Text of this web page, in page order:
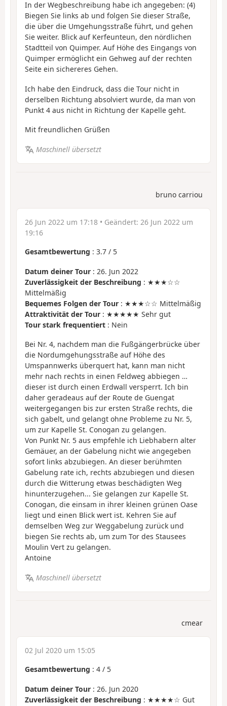
In der Wegbeschreibung habe ich angegeben: (4)
Biegen Sie links ab und folgen Sie dieser Straße,
die über die Umgehungsstraße führt, und gehen
Sie weiter. Blick auf Kerfeunteun, den nördlichen
Stadtteil von Quimper. Auf Höhe des Eingangs von
Quimper ermöglicht ein Gehweg auf der rechten
Seite ein sichereres Gehen.
Ich habe den Eindruck, dass die Tour nicht in
derselben Richtung absolviert wurde, da man von
Punkt 4 aus nicht in Richtung der Kapelle geht.
Mit freundlichen Grüßen
Maschinell übersetzt
bruno carriou
26 Jun 2022 um 17:18 • Geändert: 26 Jun 2022 um
19:16
Gesamtbewertung : 3.7 / 5
Datum deiner Tour : 26. Jun 2022
Zuverlässigkeit der Beschreibung : ★★★☆☆
Mittelmäßig
Bequemes Folgen der Tour : ★★★☆☆ Mittelmäßig
Attraktivität der Tour : ★★★★★ Sehr gut
Tour stark frequentiert : Nein
Bei Nr. 4, nachdem man die Fußgängerbrücke über
die Nordumgehungsstraße auf Höhe des
Umspannwerks überquert hat, kann man nicht
mehr nach rechts in einen Feldweg abbiegen …
dieser ist durch einen Erdwall versperrt. Ich bin
daher geradeaus auf der Route de Guengat
weitergegangen bis zur ersten Straße rechts, die
sich gabelt, und gelangt ohne Probleme zu Nr. 5,
um zur Kapelle St. Conogan zu gelangen.
Von Punkt Nr. 5 aus empfehle ich Liebhabern alter
Gemäuer, an der Gabelung nicht wie angegeben
sofort links abzubiegen. An dieser berühmten
Gabelung rate ich, rechts abzubiegen und diesen
durch die Witterung etwas beschädigten Weg
hinunterzugehen... Sie gelangen zur Kapelle St.
Conogan, die einsam in ihrer kleinen grünen Oase
liegt und einen Blick wert ist. Kehren Sie auf
demselben Weg zur Weggabelung zurück und
biegen Sie rechts ab, um zum Tor des Stausees
Moulin Vert zu gelangen.
Antoine
Maschinell übersetzt
cmear
02 Jul 2020 um 15:05
Gesamtbewertung : 4 / 5
Datum deiner Tour : 26. Jun 2020
Zuverlässigkeit der Beschreibung : ★★★★☆ Gut